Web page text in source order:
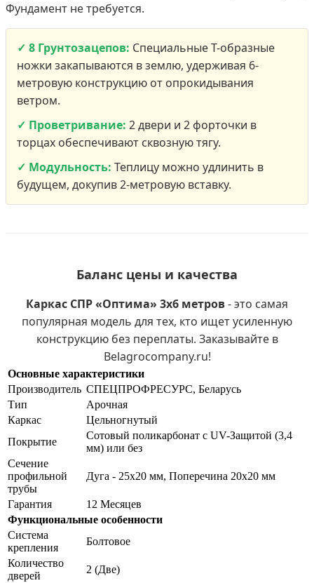
Фундамент не требуется.
✓ 8 Грунтозацепов: Специальные Т-образные
ножки закапываются в землю, удерживая 6-
метровую конструкцию от опрокидывания
ветром.
✓ Проветривание: 2 двери и 2 форточки в
торцах обеспечивают сквозную тягу.
✓ Модульность: Теплицу можно удлинить в
будущем, докупив 2-метровую вставку.
Баланс цены и качества
Каркас СПР «Оптима» 3х6 метров- это самая
популярная модель для тех, кто ищет усиленную
конструкцию без переплаты. Заказывайте в
Belagrocompany.ru!
Основные характеристики
Производитель СПЕЦПРОФРЕСУРС, Беларусь
Тип
Арочная
Каркас
Цельногнутый
Покрытие
Сотовый поликарбонат с UV-Защитой (3,4
мм) или без
Сечение
профильной
трубы
Дуга - 25х20 мм, Поперечина 20х20 мм
Гарантия
12 Месяцев
Функциональные особенности
Система
крепления
Болтовое
Количество
дверей
2 (Две)